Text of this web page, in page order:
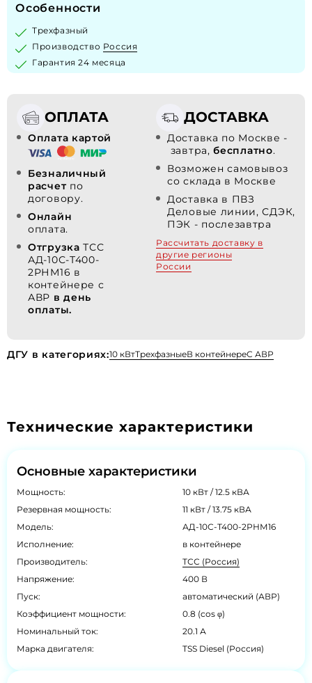
Особенности
Трехфазный
Производство Россия
Гарантия 24 месяца
ОПЛАТА
Оплата картой
Безналичный
расчет по
договору.
Онлайн
оплата.
Отгрузка ТСС
АД-10С-Т400-
2РНМ16 в
контейнере с
АВР в день
оплаты.
ДОСТАВКА
Доставка по Москве -
завтра,бесплатно.
Возможен самовывоз
со склада в Москве
Доставка в ПВЗ
Деловые линии, СДЭК,
ПЭК - послезавтра
Рассчитать доставку в
другие регионы
России
ДГУ в категориях:10 кВтТрехфазныеВ контейнереС АВР
Технические характеристики
Основные характеристики
Мощность:
10 кВт / 12.5 кВА
Резервная мощность:
11 кВт / 13.75 кВА
Модель:
АД-10С-Т400-2РНМ16
Исполнение:
в контейнере
Производитель:
ТСС (Россия)
Напряжение:
400 В
Пуск:
автоматический (АВР)
Коэффициент мощности:
0.8 (cos φ)
Номинальный ток:
20.1 А
Марка двигателя:
TSS Diesel (Россия)